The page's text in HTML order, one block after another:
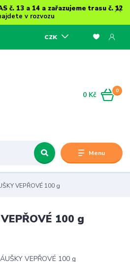
č. 13 a 14 a zařazujeme trasu č. 12
v rozvozu
Menu
CZK
0
0 Kč
VEPŘOVÉ 100 g
100 g